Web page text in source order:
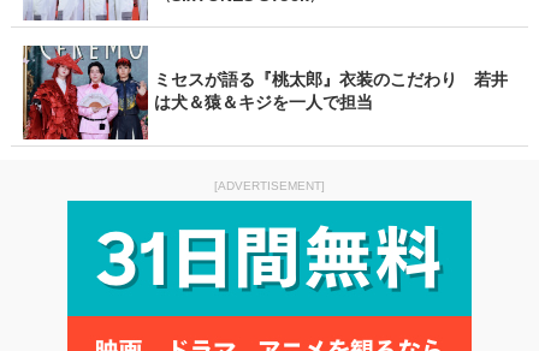
ミセスが語る『桃太郎』衣装のこだわり 若井
は犬＆猿＆キジを一人で担当
[ADVERTISEMENT]